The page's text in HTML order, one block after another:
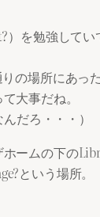
）を勉強して
の場所にあった
大事だね。
だろ・・・）
ームの下の
という場所。